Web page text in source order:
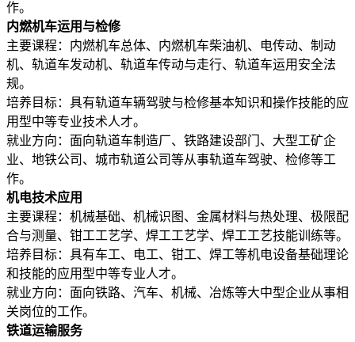
作。
内燃机车运用与检修
主要课程：内燃机车总体、内燃机车柴油机、电传动、制动
机、轨道车发动机、轨道车传动与走行、轨道车运用安全法
规。
培养目标：具有轨道车辆驾驶与检修基本知识和操作技能的应
用型中等专业技术人才。
就业方向：面向轨道车制造厂、铁路建设部门、大型工矿企
业、地铁公司、城市轨道公司等从事轨道车驾驶、检修等工
作。
机电技术应用
主要课程：机械基础、机械识图、金属材料与热处理、极限配
合与测量、钳工工艺学、焊工工艺学、焊工工艺技能训练等。
培养目标：具有车工、电工、钳工、焊工等机电设备基础理论
和技能的应用型中等专业人才。
就业方向：面向铁路、汽车、机械、冶炼等大中型企业从事相
关岗位的工作。
铁道运输服务